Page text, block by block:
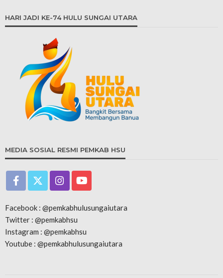
HARI JADI KE-74 HULU SUNGAI UTARA
MEDIA SOSIAL RESMI PEMKAB HSU
Facebook : @pemkabhulusungaiutara
Twitter : @pemkabhsu
Instagram : @pemkabhsu
Youtube : @pemkabhulusungaiutara